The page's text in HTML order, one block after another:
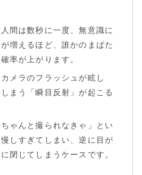
人間は数秒に一度、無意識に
増えるほど、誰かのまばた
率が上がります。
カメラのフラッシュが眩し
まう「瞬目反射」が起こる
ちゃんと撮られなきゃ」とい
しすぎてしまい、逆に目が
閉じてしまうケースです。